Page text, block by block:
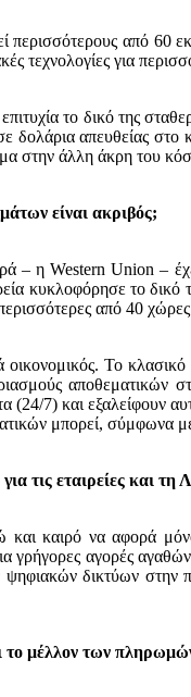
περισσότερους από 60
τεχνολογίες για
το δικό της
δολάρια απευθείας
στην άλλη άκρη του
είναι ακριβός;
– η Western Union –
κυκλοφόρησε το
από 40
Το
7) και εξαλείφουν
μπορεί, σύμφωνα με
τις εταιρείες και τη
καιρό να αφορά
για γρήγορες αγορές
δικτύων στην
το μέλλον των